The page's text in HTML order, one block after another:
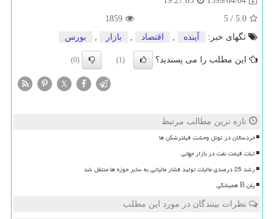
5.0
/
5
1859
تگهای خبر:
آینده , اقتصاد , بازار , بورس
این مطلب را می پسندید؟ (1)
(0)
X
تازه ترین مطالب مرتبط
خردسالان در تونل وحشت فیلترشکن ها
ثبات قیمت نفت در بازار جهانی
رشد 25 درصدی مالیات تولید فشار مالیاتی به سایر حوزه ها منتقل شد
پلن B همیشگی
نظرات بینندگان در مورد این مطلب